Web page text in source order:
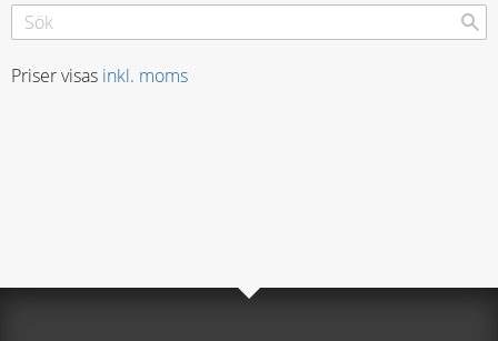
Priser visas inkl. moms